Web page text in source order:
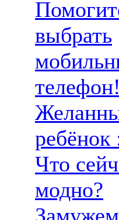
выбрать
телефон!
ребёнок
Что
модно?